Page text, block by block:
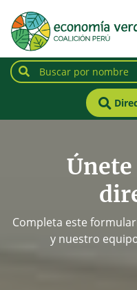
Completa este
y nuestro